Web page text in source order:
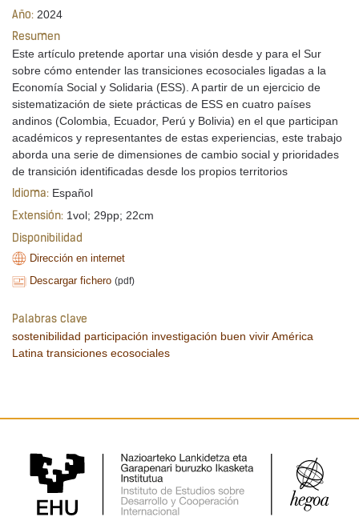
Año: 2024
Resumen
Este artículo pretende aportar una visión desde y para el Sur
sobre cómo entender las transiciones ecosociales ligadas a la
Economía Social y Solidaria (ESS). A partir de un ejercicio de
sistematización de siete prácticas de ESS en cuatro países
andinos (Colombia, Ecuador, Perú y Bolivia) en el que participan
académicos y representantes de estas experiencias, este trabajo
aborda una serie de dimensiones de cambio social y prioridades
de transición identificadas desde los propios territorios
Idioma: Español
Extensión: 1vol; 29pp; 22cm
Disponibilidad
Dirección en internet
Descargar fichero (pdf)
Palabras clave
sostenibilidad participación investigación buen vivirAmérica
Latina transiciones ecosociales